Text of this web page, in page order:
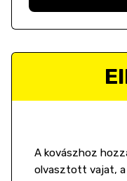
A kovászhoz
olvasztott vajat, a